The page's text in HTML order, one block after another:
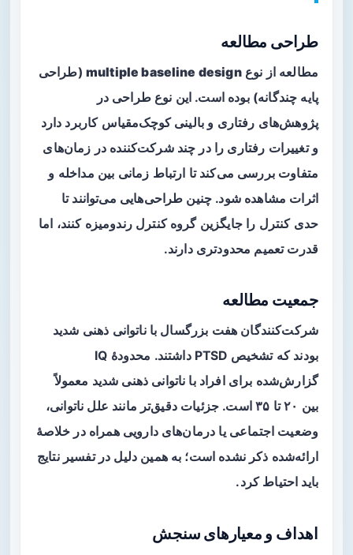
طراحی مطالعه
مطالعه از نوعmultiple baseline design (طراحی
پایه چندگانه) بوده است. این نوع طراحی در
پژوهش‌های رفتاری و بالینی کوچک‌مقیاس کاربرد دارد
و تغییرات رفتاری را در چند شرکت‌کننده در زمان‌های
متفاوت بررسی می‌کند تا ارتباط زمانی بین مداخله و
اثرات مشاهده شود. چنین طراحی‌هایی می‌توانند تا
حدی کنترل را جایگزین گروه کنترل رندومیزه کنند، اما
قدرت تعمیم محدودتری دارند.
جمعیت مطالعه
شرکت‌کنندگان هفت بزرگسال با ناتوانی ذهنی شدید
بودند که تشخیص PTSD داشتند. محدودهٔ IQ
گزارش‌شده برای افراد با ناتوانی ذهنی شدید معمولاً
بین ۲۰ تا ۳۵ است. جزئیات دقیق‌تر مانند علل ناتوانی،
وضعیت اجتماعی یا درمان‌های دارویی همراه در خلاصهٔ
ارائه‌شده ذکر نشده است؛ به همین دلیل در تفسیر نتایج
باید احتیاط کرد.
اهداف و معیارهای سنجش